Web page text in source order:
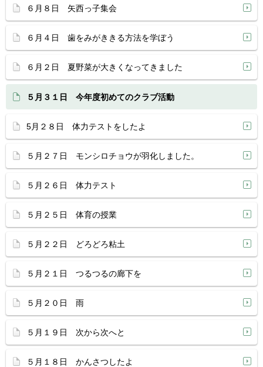
６月８日 矢西っ子集会
６月４日 歯をみがききる方法を学ぼう
６月２日 夏野菜が大きくなってきました
５月３１日 今年度初めてのクラブ活動
5月２８日 体力テストをしたよ
５月２７日 モンシロチョウが羽化しました。
５月２６日 体力テスト
５月２５日 体育の授業
５月２２日 どろどろ粘土
５月２１日 つるつるの廊下を
５月２０日 雨
５月１９日 次から次へと
５月１８日 かんさつしたよ